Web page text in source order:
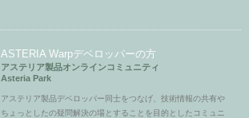
ASTERIA Warpデベロッパーの方
アステリア製品オンラインコミュニティ
Asteria Park
アステリア製品デベロッパー同士をつなげ、技術情報の共有や
ちょっとしたの疑問解決の場とすることを目的としたコミュニ